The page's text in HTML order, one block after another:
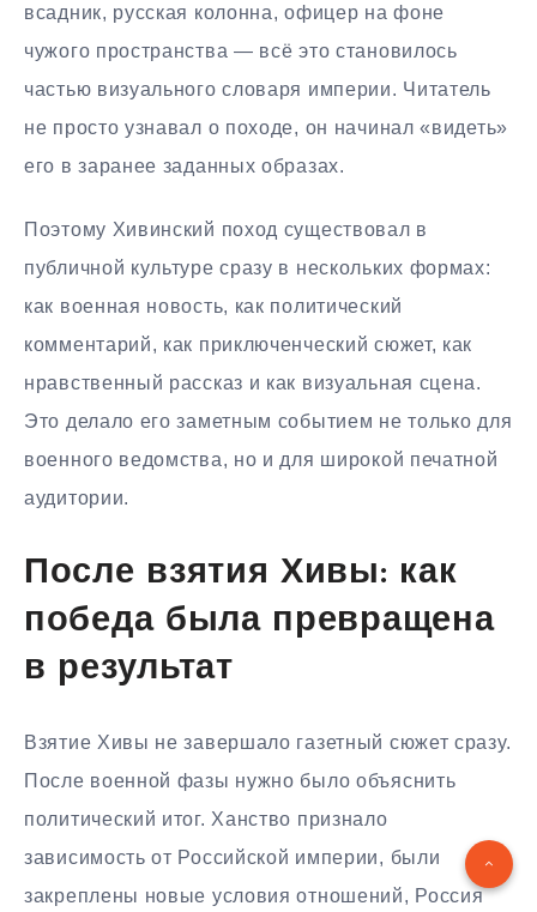
всадник, русская колонна, офицер на фоне
чужого пространства — всё это становилось
частью визуального словаря империи. Читатель
не просто узнавал о походе, он начинал «видеть»
его в заранее заданных образах.
Поэтому Хивинский поход существовал в
публичной культуре сразу в нескольких формах:
как военная новость, как политический
комментарий, как приключенческий сюжет, как
нравственный рассказ и как визуальная сцена.
Это делало его заметным событием не только для
военного ведомства, но и для широкой печатной
аудитории.
После взятия Хивы: как
победа была превращена
в результат
Взятие Хивы не завершало газетный сюжет сразу.
После военной фазы нужно было объяснить
политический итог. Ханство признало
зависимость от Российской империи, были
закреплены новые условия отношений, Россия